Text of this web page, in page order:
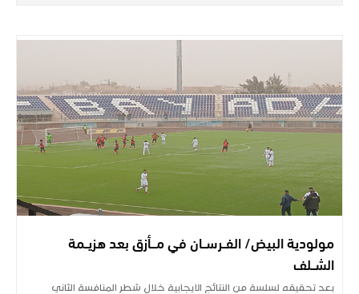
مولودية البيض/ الفــرســان في مـــأزق بعد هزيــمة
الشــلف
بعد تحقيقه لسلسة من النتائج الايجابية خلال شطر المنافسة الثاني